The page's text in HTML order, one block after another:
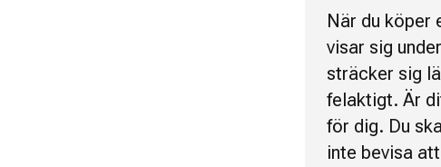
När du köper
visar sig
sträcker sig
felaktigt. Är
för dig. Du
inte bevisa